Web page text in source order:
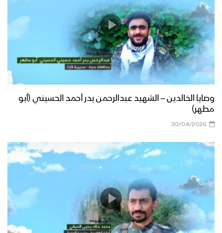
وصايا الخالدين – الشهيد عبدالرحمن بدر أحمد الحسيني (أبو
مطهر)
30/04/2026